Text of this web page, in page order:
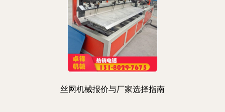
丝网机械报价与厂家选择指南